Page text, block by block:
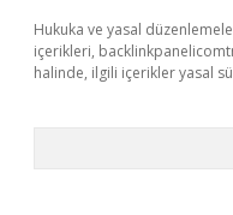
Hukuka ve yasal
içerikleri,
halinde, ilgili içerikler yasal